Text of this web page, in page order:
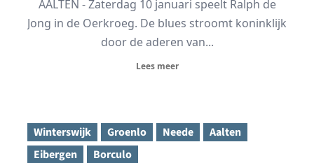
AALTEN - Zaterdag 10 januari speelt Ralph de
Jong in de Oerkroeg. De blues stroomt koninklijk
door de aderen van...
Lees meer
Winterswijk Groenlo Neede
Aalten
Eibergen
Borculo